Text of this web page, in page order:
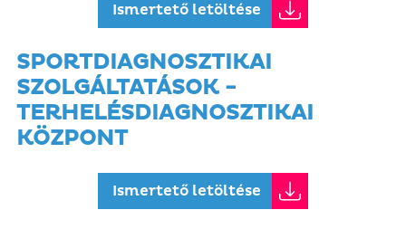
Ismertető letöltése
SPORTDIAGNOSZTIKAI
SZOLGÁLTATÁSOK -
TERHELÉSDIAGNOSZTIKAI
KÖZPONT
Ismertető letöltése